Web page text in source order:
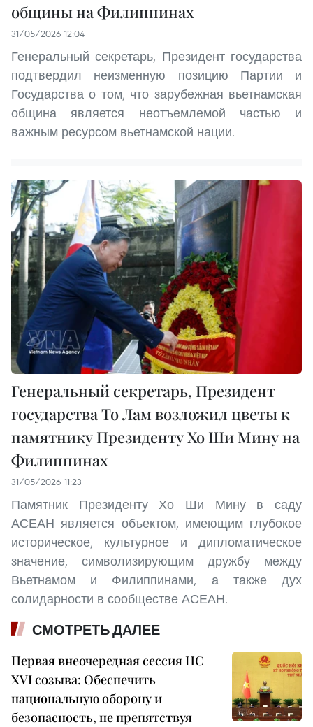
общины на Филиппинах
31/05/2026 12:04
Генеральный секретарь, Президент государства
подтвердил неизменную позицию Партии и
Государства о том, что зарубежная вьетнамская
община является неотъемлемой частью и
важным ресурсом вьетнамской нации.
Генеральный секретарь, Президент
государства То Лам возложил цветы к
памятнику Президенту Хо Ши Мину на
Филиппинах
31/05/2026 11:23
Памятник Президенту Хо Ши Мину в саду
АСЕАН является объектом, имеющим глубокое
историческое, культурное и дипломатическое
значение, символизирующим дружбу между
Вьетнамом и Филиппинами, а также дух
солидарности в сообществе АСЕАН.
СМОТРЕТЬ ДАЛЕЕ
Первая внеочередная сессия НС
XVI созыва: Обеспечить
национальную оборону и
безопасность, не препятствуя